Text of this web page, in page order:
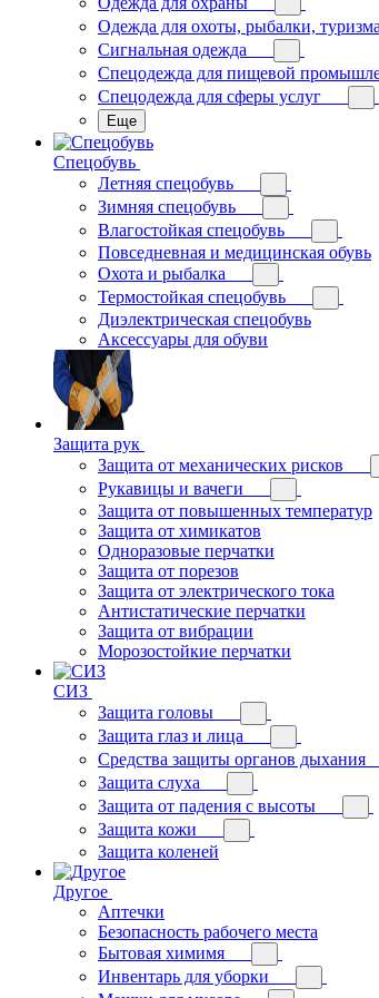
Одежда для охоты, рыбалки, туризма
Сигнальная одежда
Спецодежда для пищевой
Спецодежда для сферы услуг
Еще
Спецобувь
Летняя спецобувь
Зимняя спецобувь
Влагостойкая спецобувь
Повседневная и медицинская обувь
Охота и рыбалка
Термостойкая спецобувь
Диэлектрическая спецобувь
Аксессуары для обуви
Защита рук
Защита от механических рисков
Рукавицы и вачеги
Защита от повышенных температур
Защита от химикатов
Одноразовые перчатки
Защита от порезов
Защита от электрического тока
Антистатические перчатки
Защита от вибрации
Морозостойкие перчатки
СИЗ
Защита головы
Защита глаз и лица
Средства защиты органов дыхания
Защита слуха
Защита от падения с высоты
Защита кожи
Защита коленей
Другое
Аптечки
Безопасность рабочего места
Бытовая химимя
Инвентарь для уборки